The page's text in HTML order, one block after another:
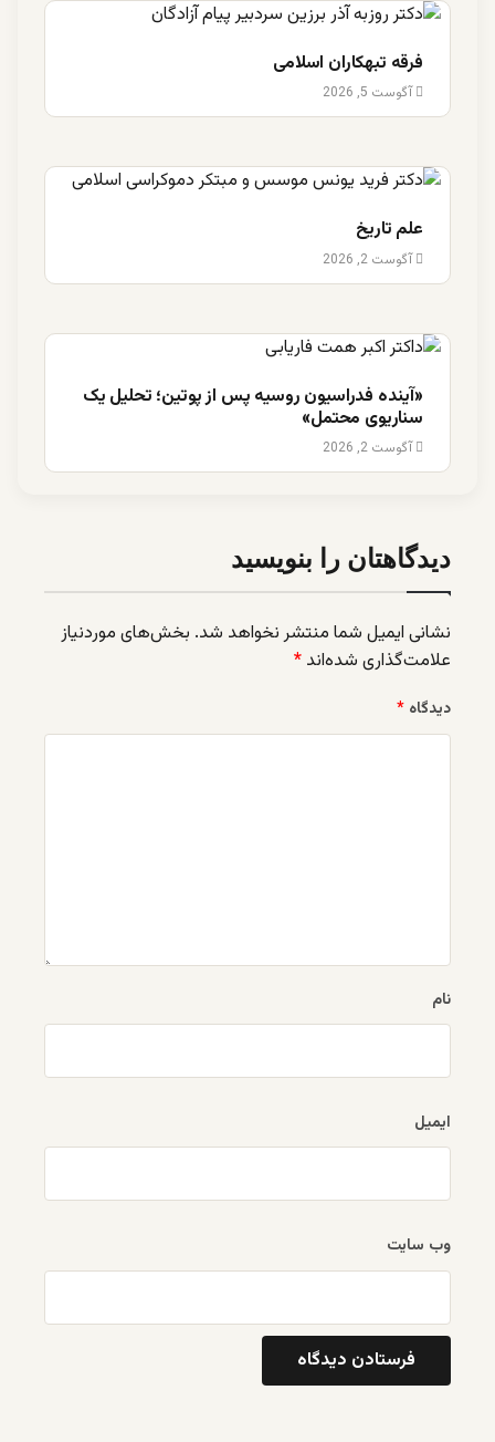
فرقه تبهکاران اسلامی
آگوست 5, 2026
علم تاریخ
آگوست 2, 2026
«آینده فدراسیون روسیه پس از پوتین؛ تحلیل یک
سناریوی محتمل»
آگوست 2, 2026
دیدگاهتان را بنویسید
نشانی ایمیل شما منتشر نخواهد شد. بخش‌های موردنیاز
علامت‌گذاری شده‌اند *
دیدگاه *
نام
ایمیل
وب‌ سایت